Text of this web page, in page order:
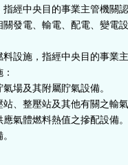
經中央目的事業主管機關
發電、輸電、配電、變電
設施，指經中央目的事業
場及其附屬貯氣設備。
、整壓站及其他有關之輸
氣體燃料熱值之摻配設備。